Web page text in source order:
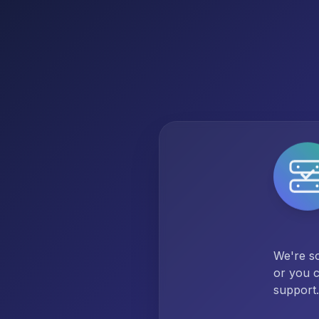
We're
or you
support.